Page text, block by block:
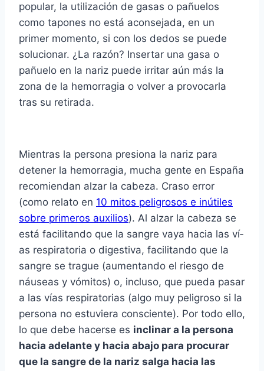
popular, la utilización de gasas o pañuelos
como tapones no está aconsejada, en un
primer momento, si con los dedos se puede
solucionar. ¿La razón? Insertar una gasa o
pañuelo en la nariz puede irritar aún más la
zona de la hemorragia o volver a provocarla
tras su retirada.
Mientras la persona presiona la nariz para
detener la hemorragia, mucha gente en España
recomiendan alzar la cabeza. Craso error
(como relato en 10 mitos peligrosos e inútiles
sobre primeros auxilios). Al alzar la cabeza se
está facilitando que la sangre vaya hacia las ví­
as respiratoria o digestiva, facilitando que la
sangre se trague (aumentando el riesgo de
náuseas y vómitos) o, incluso, que pueda pasar
a las ví­as respiratorias (algo muy peligroso si la
persona no estuviera consciente). Por todo ello,
lo que debe hacerse es inclinar a la persona
hacia adelante y hacia abajo para procurar
que la sangre de la nariz salga hacia las